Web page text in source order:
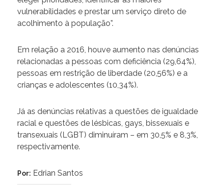
vulnerabilidades e prestar um serviço direto de
acolhimento à população”.
Em relação a 2016, houve aumento nas denúncias
relacionadas a pessoas com deficiência (29,64%),
pessoas em restrição de liberdade (20,56%) e a
crianças e adolescentes (10,34%).
Já as denúncias relativas a questões de igualdade
racial e questões de lésbicas, gays, bissexuais e
transexuais (LGBT) diminuíram – em 30,5% e 8,3%,
respectivamente.
Por: Edrian Santos